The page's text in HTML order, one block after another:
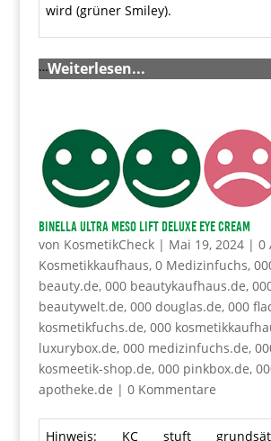
wird (grüner Smiley).
…Weiterlesen...
BINELLA Ultra Meso Lift DeLuxe Eye Cream
von KosmetikCheck| Mai 19, 2024| 0
Kosmetikkaufhaus, 0 Medizinfuchs,
beauty.de, 000 beautykaufhaus.de,
beautywelt.de, 000 douglas.de, 000
kosmetikfuchs.de, 000
luxurybox.de, 000 medizinfuchs.de,
kosmeetik-shop.de, 000 pinkbox.de,
apotheke.de | 0 Kommentare
Hinweis: KC stuft